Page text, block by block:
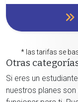
* las tarifas se
Otras
Si eres un
nuestros planes